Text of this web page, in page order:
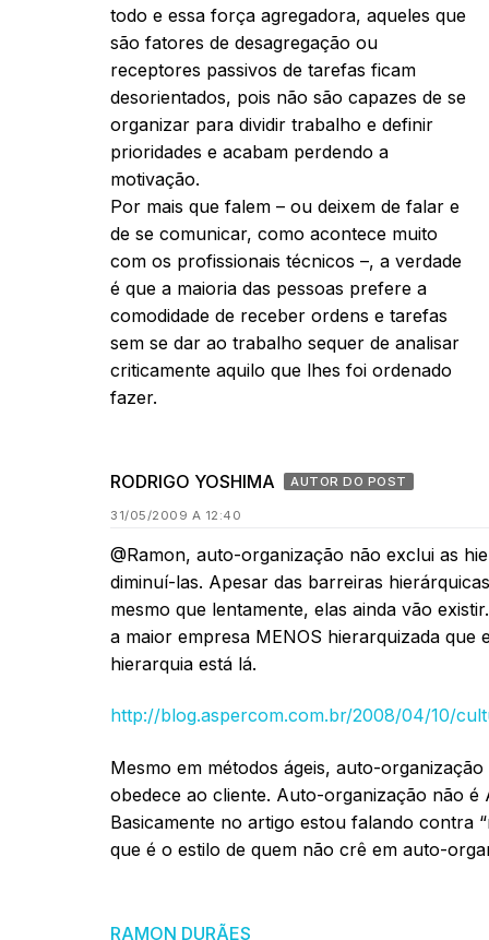
todo e essa força agregadora, aqueles que
são fatores de desagregação ou
receptores passivos de tarefas ficam
desorientados, pois não são capazes de se
organizar para dividir trabalho e definir
prioridades e acabam perdendo a
motivação.
Por mais que falem – ou deixem de falar e
de se comunicar, como acontece muito
com os profissionais técnicos –, a verdade
é que a maioria das pessoas prefere a
comodidade de receber ordens e tarefas
sem se dar ao trabalho sequer de analisar
criticamente aquilo que lhes foi ordenado
fazer.
RODRIGO YOSHIMA AUTOR DO POST
31/05/2009 A 12:40
@Ramon, auto-organização não exclui as
diminuí-las. Apesar das barreiras
mesmo que lentamente, elas ainda vão
a maior empresa MENOS hierarquizada que
hierarquia está lá.
http://blog.aspercom.com.br/2008/04/10/
Mesmo em métodos ágeis, auto-
obedece ao cliente. Auto-organização não é
Basicamente no artigo estou falando contra
que é o estilo de quem não crê em auto-
RAMON DURÃES